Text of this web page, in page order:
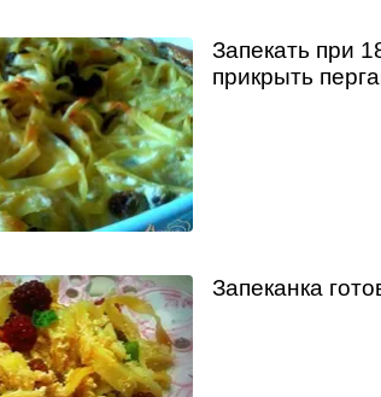
Запекать при
прикрыть
Запеканка